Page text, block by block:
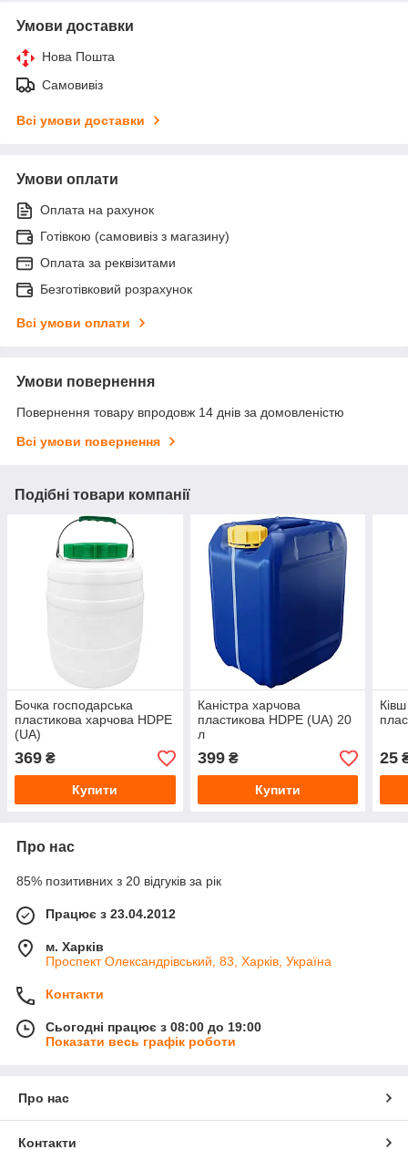
Умови доставки
Нова Пошта
Самовивіз
Всі умови доставки
Умови оплати
Оплата на рахунок
Готівкою (самовивіз з магазину)
Оплата за реквізитами
Безготівковий розрахунок
Всі умови оплати
Умови повернення
Повернення товару впродовж 14 днів за домовленістю
Всі умови повернення
Подібні товари компанії
Бочка господарська
пластикова харчова HDPE
(UA)
369 ₴
Купити
Каністра харчова
пластикова HDPE (UA) 20
л
399₴
Купити
25
Про нас
85% позитивних з 20 відгуків за рік
Працює з 23.04.2012
м. Харків
Проспект Олександрівський, 83, Харків, Україна
Контакти
Сьогодні працює з 08:00 до 19:00
Показати весь графік роботи
Про нас
Контакти